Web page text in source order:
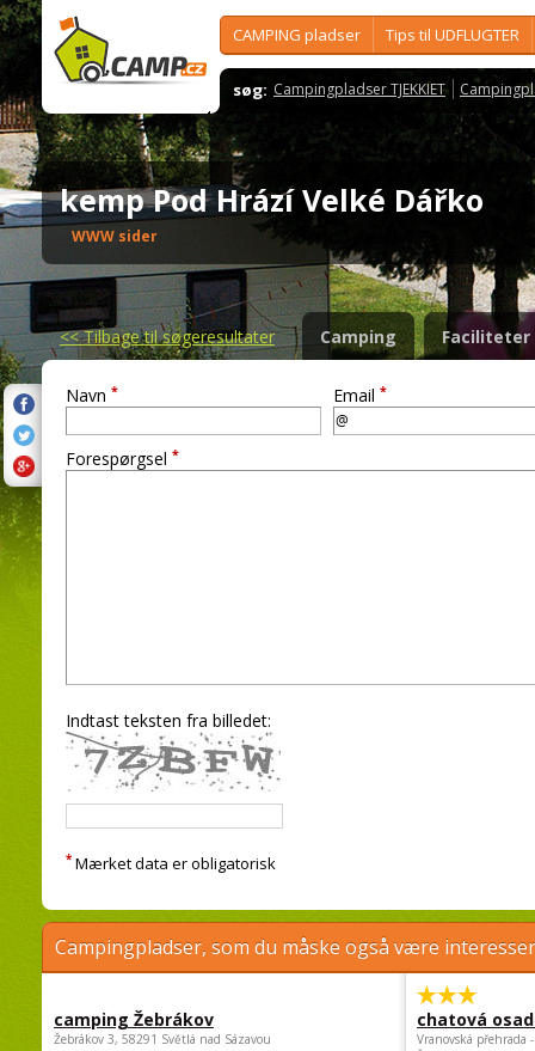
CAMPING pladser Tips til UDFLUGTER
søg: Campingpladser TJEKKIET
kemp Pod Hrází Velké Dářko
WWW sider
<<Tilbage til søgeresultater Camping Faciliteter
Navn * Email *
Forespørgsel *
Indtast teksten fra billedet:
* Mærket data er obligatorisk
Campingpladser, som du måske også være
camping Žebrákov
Žebrákov 3, 58291 Světlá nad Sázavou
chatová
Vranovská přehrada